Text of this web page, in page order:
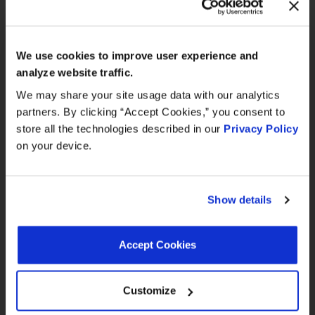
We use cookies to improve user experience and
analyze website traffic.
We may share your site usage data with our analytics
partners. By clicking “Accept Cookies,” you consent to
store all the technologies described in our Privacy Policy
on your device.
Show details
Accept Cookies
Customize
M54B306S3
Petrol
2006 BMW
330i
Cabrio
3.0L 2979CC
6-Cyl
M54B306S3
Petrol
M54B226S1
2005 BMW X3
M54B306S3
MEET WITH US AT
September 8–12, 2026
Book your meeting NOW
commercial conversation, a technical
partnership
we recommend booking early